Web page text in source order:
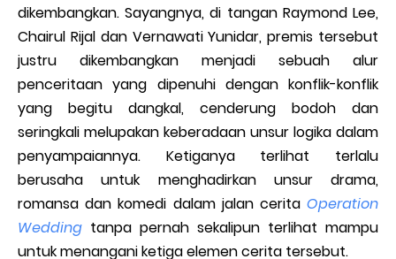
dikembangkan. Sayangnya, di tangan Raymond Lee,
Chairul Rijal dan Vernawati Yunidar, premis tersebut
justru dikembangkan menjadi sebuah alur
penceritaan yang dipenuhi dengan konflik-konflik
yang begitu dangkal, cenderung bodoh dan
seringkali melupakan keberadaan unsur logika dalam
penyampaiannya. Ketiganya terlihat terlalu
berusaha untuk menghadirkan unsur drama,
romansa dan komedi dalam jalan cerita Operation
Wedding tanpa pernah sekalipun terlihat mampu
untuk menangani ketiga elemen cerita tersebut.